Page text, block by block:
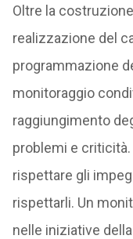
Oltre la
realizzazione del
programmazione
monitoraggio
raggiungimento
problemi e
rispettare gli
rispettarli. Un
nelle iniziative